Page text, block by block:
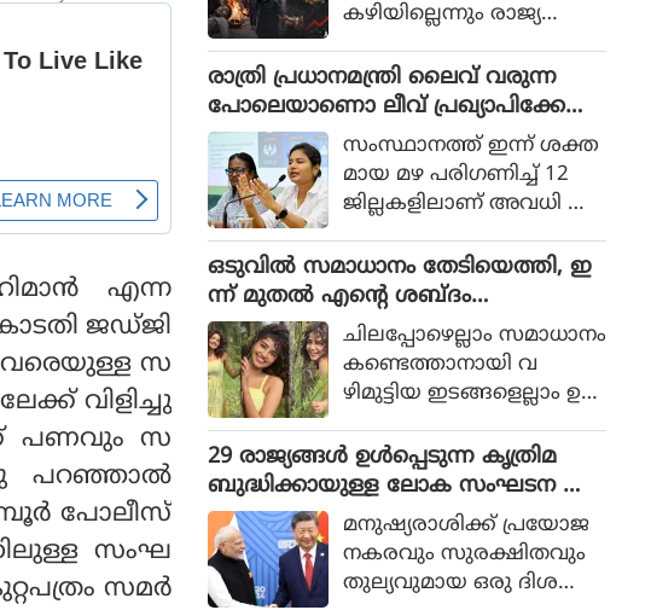
എന്ന
ജഡ്ജി
വരെയുള്ള സ
വിളിച്ചു
പണവും സ
പറഞ്ഞാൽ
പോലീസ്
സംഘ
സമർ
കഴിയില്ലെന്നും രാജ്യത്തെ
മൊഹ്സിന്‍ നഖ്വി
വ്യാഴാഴ്ച പറഞ്ഞു. കര
സേനാ മേധാവി ഫീല്‍ഡ്
മാര്‍ഷല്‍ സയ്യിദ് അസിം
മുനീറിന്റെ അടുത്ത
യാളായി അറിയപ്പെടുന്ന ന
ഖ്വി പാകിസ്ഥാന്റെ
കോക്രോച്ചുകള്‍ ഒ
ന്നിച്ചാല്‍ രാജ്യത്തെ മ
റിച്ചിടാന്‍ കഴിയുമെന്ന് പറ
ഞ്ഞു.
രാത്രി പ്രധാനമന്ത്രി ലൈവ് വരുന്ന
പോലെയാണൊ ലീവ് പ്രഖ്യാപിക്കേണ്ട
ത്, എറണാകുളം ജില്ലാ കളക്ടർ
ക്കെതിരെ വിമർശനം
സംസ്ഥാനത്ത് ഇന്ന് ശക്ത
മായ മഴ പരിഗണിച്ച് 12
ജില്ലകളിലാണ് അവധി പ്ര
ഒടുവില്‍ സമാധാനം തേടിയെത്തി, ഇ
ന്ന് മുതല്‍ എന്റെ ശബ്ദം
തിരെഞ്ഞെടുക്കുന്നു, പോസ്റ്റുമായി
അനുപമ പരമേശ്വരന്‍, ഒരു ബ്രെയ്ക്ക
പ്പ് മണക്കുന്നുവെന്ന് സോഷ്യല്‍
മീഡിയ
ചിലപ്പോഴെല്ലാം സമാധാനം
കണ്ടെത്താനായി വ
ഴിമുട്ടിയ ഇടങ്ങളെല്ലാം ഉ
രും.
29 രാജ്യങ്ങള്‍ ഉള്‍പ്പെടുന്ന കൃത്രിമ
ബുദ്ധിക്കായുള്ള ലോക സംഘടന ആ
രംഭിച്ച് ചൈന; ഇന്ത്യ ഇല്ലമനുഷ്യരാശിക്ക് പ്രയോജ
നകരവും സുരക്ഷിതവും
തുല്യവുമായ ഒരു ദിശ